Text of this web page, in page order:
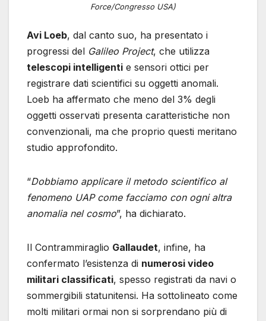
Force/Congresso USA)
Avi Loeb, dal canto suo, ha presentato i
progressi del Galileo Project, che utilizza
telescopi intelligenti e sensori ottici per
registrare dati scientifici su oggetti anomali.
Loeb ha affermato che meno del 3% degli
oggetti osservati presenta caratteristiche non
convenzionali, ma che proprio questi meritano
studio approfondito.
“Dobbiamo applicare il metodo scientifico al
fenomeno UAP come facciamo con ogni altra
anomalia nel cosmo”, ha dichiarato.
Il Contrammiraglio Gallaudet, infine, ha
confermato l’esistenza di numerosi video
militari classificati, spesso registrati da navi o
sommergibili statunitensi. Ha sottolineato come
molti militari ormai non si sorprendano più di